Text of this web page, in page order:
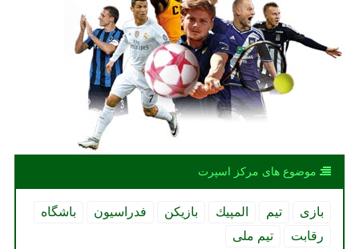
موضوع های مركز اسپرت
بازی تیم المپیك بازیكن فدراسیون
باشگاه
رقابت
تیم ملی